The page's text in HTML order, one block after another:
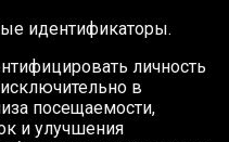
идентификаторы.
личность
в
посещаемости,
и улучшения